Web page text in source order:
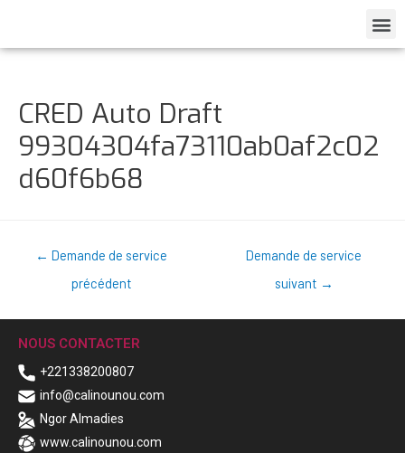
CRED Auto Draft
99304304fa73110ab0af2c02
d60f6b68
← Demande de service
précédent
Demande de service
suivant →
NOUS CONTACTER
+221338200807
info@calinounou.com
Ngor Almadies
www.calinounou.com